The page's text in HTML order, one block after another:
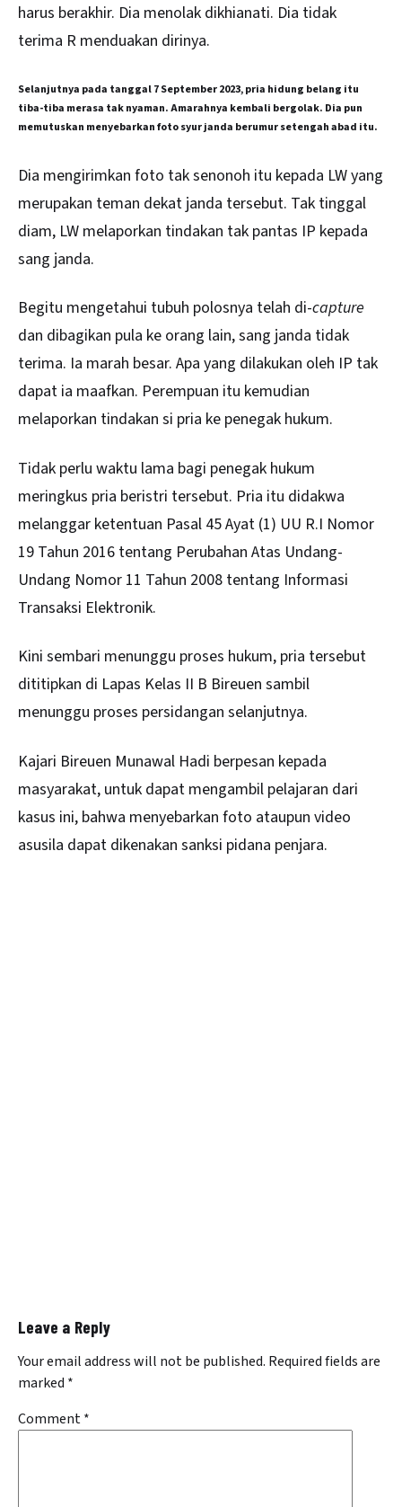
harus berakhir. Dia menolak dikhianati. Dia tidak
terima R menduakan dirinya.
Selanjutnya pada tanggal 7 September 2023, pria hidung belang itu
tiba-tiba merasa tak nyaman. Amarahnya kembali bergolak. Dia pun
memutuskan menyebarkan foto syur janda berumur setengah abad itu.
Dia mengirimkan foto tak senonoh itu kepada LW yang
merupakan teman dekat janda tersebut. Tak tinggal
diam, LW melaporkan tindakan tak pantas IP kepada
sang janda.
Begitu mengetahui tubuh polosnya telah di-capture
dan dibagikan pula ke orang lain, sang janda tidak
terima. Ia marah besar. Apa yang dilakukan oleh IP tak
dapat ia maafkan. Perempuan itu kemudian
melaporkan tindakan si pria ke penegak hukum.
Tidak perlu waktu lama bagi penegak hukum
meringkus pria beristri tersebut. Pria itu didakwa
melanggar ketentuan Pasal 45 Ayat (1) UU R.I Nomor
19 Tahun 2016 tentang Perubahan Atas Undang-
Undang Nomor 11 Tahun 2008 tentang Informasi
Transaksi Elektronik.
Kini sembari menunggu proses hukum, pria tersebut
dititipkan di Lapas Kelas II B Bireuen sambil
menunggu proses persidangan selanjutnya.
Kajari Bireuen Munawal Hadi berpesan kepada
masyarakat, untuk dapat mengambil pelajaran dari
kasus ini, bahwa menyebarkan foto ataupun video
asusila dapat dikenakan sanksi pidana penjara.
Leave a Reply
Your email address will not be published. Required fields are
marked *
Comment*